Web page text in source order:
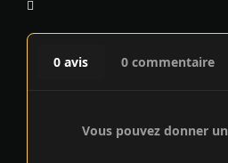
0 avis 0 commentaire
Vous pouvez donner